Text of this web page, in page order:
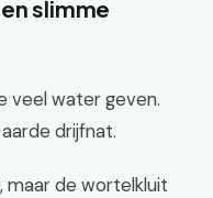
slimme
veel water geven.
drijfnat.
maar de wortelkluit